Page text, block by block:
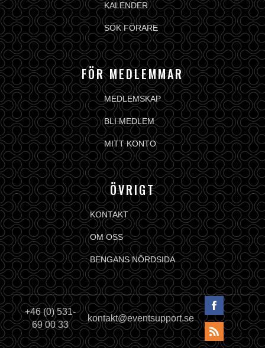
KALENDER
SÖK FÖRARE
FÖR MEDLEMMAR
MEDLEMSKAP
BLI MEDLEM
MITT KONTO
ÖVRIGT
KONTAKT
OM OSS
BENGANS NÖRDSIDA
+46 (0) 531-
69 00 33
kontakt@eventsupport.se